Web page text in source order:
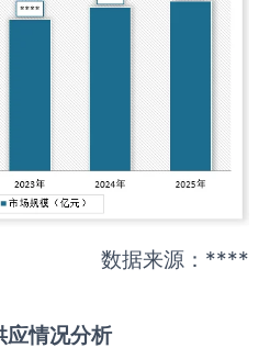
数据来源：****
应情况分析